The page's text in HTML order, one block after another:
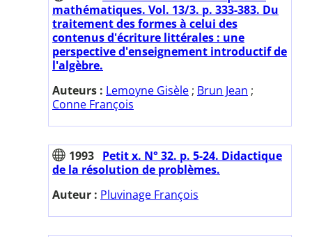
mathématiques. Vol. 13/3. p. 333-383. Du
traitement des formes à celui des
contenus d'écriture littérales : une
perspective d'enseignement introductif de
l'algèbre.
Auteurs : Lemoyne Gisèle ; Brun Jean ;
Conne François
1993 Petit x. N° 32. p. 5-24. Didactique
de la résolution de problèmes.
Auteur : Pluvinage François